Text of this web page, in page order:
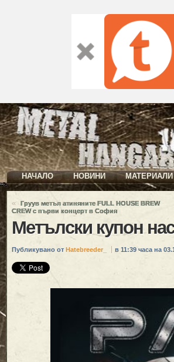
НАЧАЛО НОВИНИ МАТЕРИАЛИ
«
Груув метъл атиняните FULL HOUSE BREW
CREW с първи концерт в София
Метълски купон
Публикувано от Hatebreeder_ в 11:39 часа на